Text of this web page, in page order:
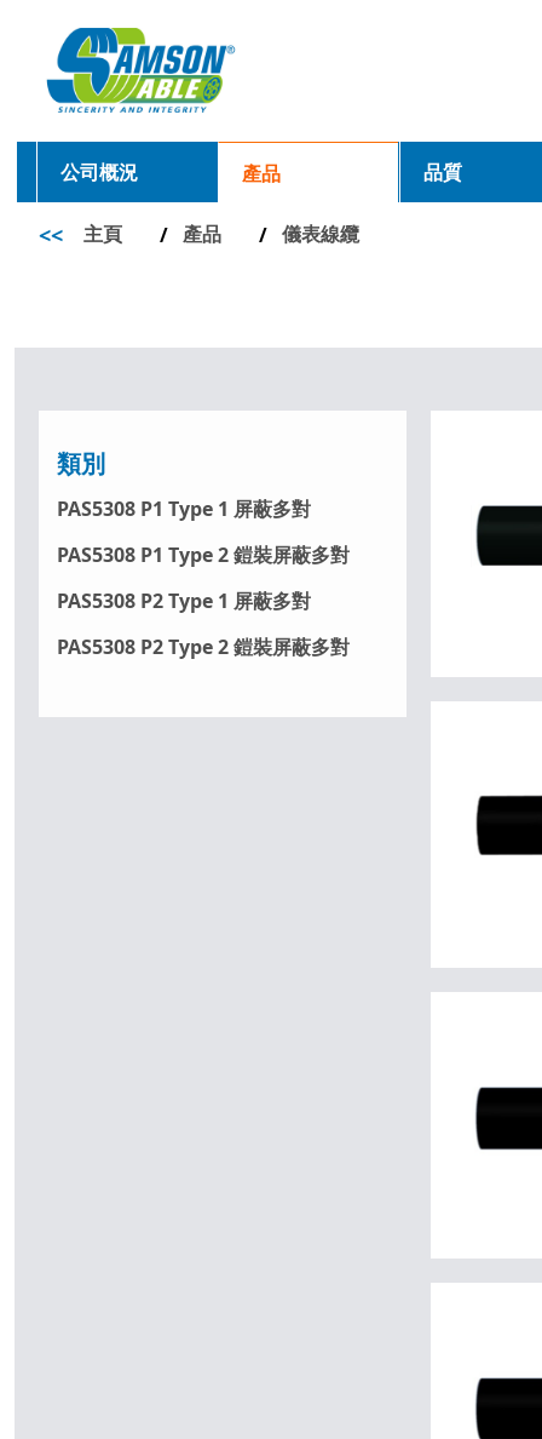
公司概況 產品 品質
<< 主頁 / 產品 / 儀表線纜
類別
PAS5308 P1 Type 1 屏蔽多對
PAS5308 P1 Type 2 鎧裝屏蔽多對
PAS5308 P2 Type 1 屏蔽多對
PAS5308 P2 Type 2 鎧裝屏蔽多對